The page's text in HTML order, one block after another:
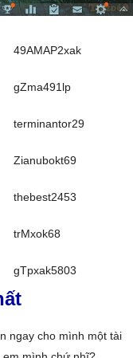
49AMAP2xak
gZma491lp
terminantor29
Zianubokt69
thebest2453
trMxok68
gTpxak5803
ngay cho mình một tài